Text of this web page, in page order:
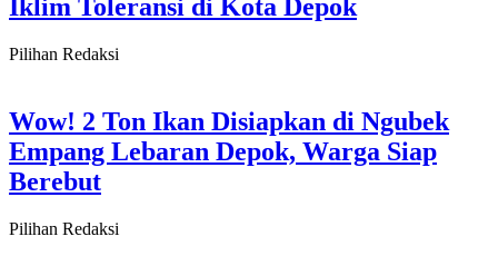
Iklim Toleransi di Kota Depok
Pilihan Redaksi
Wow! 2 Ton Ikan Disiapkan di Ngubek
Empang Lebaran Depok, Warga Siap
Berebut
Pilihan Redaksi